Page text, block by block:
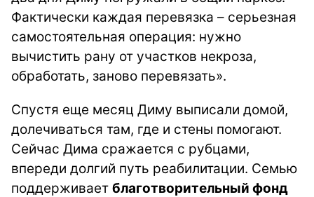
Фактически каждая перевязка – серьезная
самостоятельная операция: нужно
вычистить рану от участков некроза,
обработать, заново перевязать».
Спустя еще месяц Диму выписали домой,
долечиваться там, где и стены помогают.
Сейчас Дима сражается с рубцами,
впереди долгий путь реабилитации. Семью
поддерживает благотворительный фонд